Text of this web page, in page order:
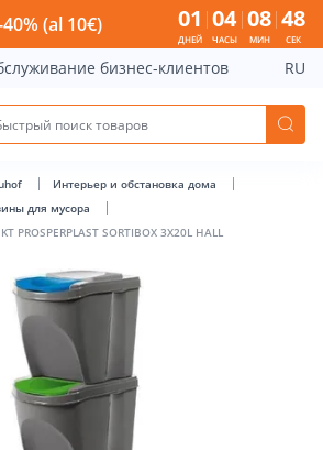
PROSPERPLAST
(al 10€) 01
ДНЕЙ
04
ЧАСЫ
08
МИН
47
СЕК
бизнес-клиентов RU
Интерьер и обстановка дома
для мусора
PROSPERPLAST SORTIBOX 3X20L HALL